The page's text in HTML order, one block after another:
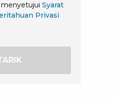
menyetujui Syarat
Privasi